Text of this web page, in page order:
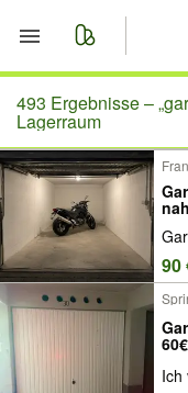
Start
Merkliste
Nachrichten
Anzeige
493 Ergebnisse –
Lagerraum
90
Ich